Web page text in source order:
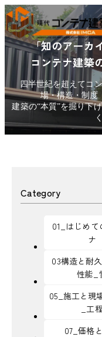
「知のアーカ
コンテナ建築
四半世紀を超えてコ
場・構造・制度
建築の“本質”を掘り下
Category
01_はじめて
ナ
03構造と耐
性能_
05_施工と現
_工
07_価格